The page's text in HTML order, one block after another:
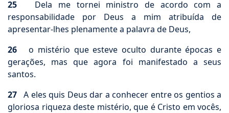
25 Dela me tornei ministro de acordo com a
responsabilidade por Deus a mim atribuída de
apresentar-lhes plenamente a palavra de Deus,
26 o mistério que esteve oculto durante épocas e
gerações, mas que agora foi manifestado a seus
santos.
27 A eles quis Deus dar a conhecer entre os gentios a
gloriosa riqueza deste mistério, que é Cristo em vocês,